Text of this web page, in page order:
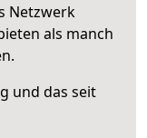
Netzwerk
als manch
und das seit